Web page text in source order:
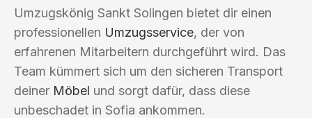
Umzugskönig Sankt Solingen bietet dir einen
professionellen Umzugsservice, der von
erfahrenen Mitarbeitern durchgeführt wird. Das
Team kümmert sich um den sicheren Transport
deiner Möbel und sorgt dafür, dass diese
unbeschadet in Sofia ankommen.